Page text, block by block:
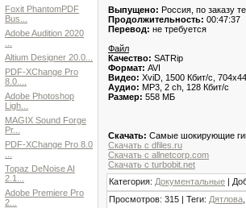
Foxit PhantomPDF
Bus...
Adobe Audition 2020
Altium Designer 20.0...
PDF-XChange Pro
8.0....
Adobe Photoshop
Ligh...
MAGIX Sound Forge
Pr...
PDF-XChange Pro 8.0
Topaz DeNoise AI
2.1...
Adobe Premiere Pro
2...
Выпущено: Россия, по заказу
Продолжительность: 00:47:37
Перевод: не требуется
Файл
Качество: SATRip
Формат: AVI
Видео: XviD, 1500 Кбит/с,
Аудио: МР3, 2 ch, 128 Кбит/с
Размер: 558 МБ
Скачать: Самые шокирующие
Скачать с dfiles.ru
Скачать с allnetcorp.com
Скачать с turbobit.net
Категория: Документальные |
Просмотров: 315 | Теги: Дятлова